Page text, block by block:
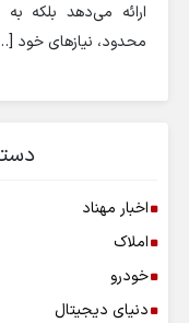
ارائه می‌دهد بلکه
محدود، نیازهای خود
اخبار مهناد
املاک
خودرو
دنیای دیجیتال